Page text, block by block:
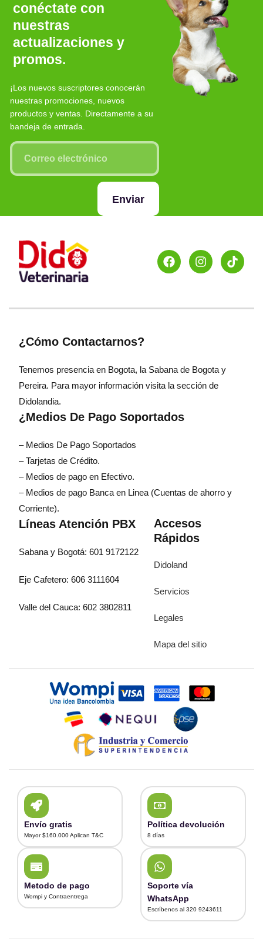
conéctate con
nuestras
actualizaciones y
promos.
¡Los nuevos suscriptores conocerán
nuestras promociones, nuevos
productos y ventas. Directamente a su
bandeja de entrada.
Enviar
¿Cómo Contactarnos?
Tenemos presencia en Bogota, la Sabana de Bogota y
Pereira. Para mayor información visita la sección de
Didolandia.
¿Medios De Pago Soportados
– Medios De Pago Soportados
– Tarjetas de Crédito.
– Medios de pago en Efectivo.
– Medios de pago Banca en Linea (Cuentas de ahorro y
Corriente).
Líneas Atención PBX
Sabana y Bogotá: 601 9172122
Eje Cafetero: 606 3111604
Valle del Cauca: 602 3802811
Accesos
Rápidos
Didoland
Servicios
Legales
Mapa del sitio
Envío gratis
Mayor $160.000 Aplican T&C
Política devolución
8 días
Metodo de pago
Wompi y Contraentrega
Soporte vía
WhatsApp
Escríbenos al 320 9243611